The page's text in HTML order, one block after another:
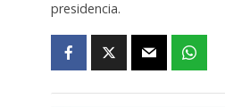
presidencia.